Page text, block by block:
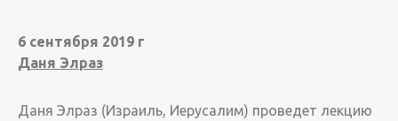
6 сентября 2019 г
Даня Элраз
Даня Элраз (Израиль, Иерусалим) проведет лекцию